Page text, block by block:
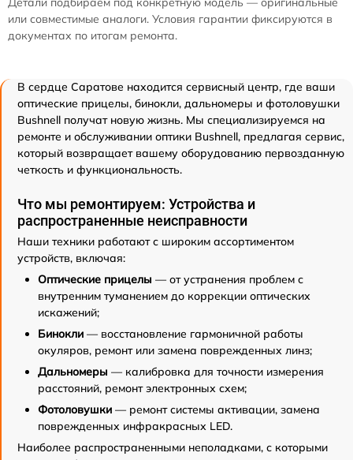
или совместимые аналоги. Условия гарантии фиксируются в
документах по итогам ремонта.
В сердце Саратове находится сервисный центр, где ваши
оптические прицелы, бинокли, дальномеры и фотоловушки
Bushnell получат новую жизнь. Мы специализируемся на
ремонте и обслуживании оптики Bushnell, предлагая сервис,
который возвращает вашему оборудованию первозданную
четкость и функциональность.
Что мы ремонтируем: Устройства и
распространенные неисправности
Наши техники работают с широким ассортиментом
устройств, включая:
Оптические прицелы — от устранения проблем с
внутренним туманением до коррекции оптических
искажений;
Бинокли — восстановление гармоничной работы
окуляров, ремонт или замена поврежденных линз;
Дальномеры — калибровка для точности измерения
расстояний, ремонт электронных схем;
Фотоловушки — ремонт системы активации, замена
поврежденных инфракрасных LED.
Наиболее распространенными неполадками, с которыми